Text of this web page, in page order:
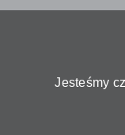
Jesteśmy